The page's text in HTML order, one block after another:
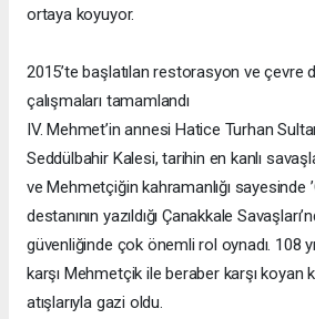
ortaya koyuyor.
2015’te başlatılan restorasyon ve çevre
çalışmaları tamamlandı
IV. Mehmet’in annesi Hatice Turhan
Seddülbahir Kalesi, tarihin en kanlı
ve Mehmetçiğin kahramanlığı sayesinde
destanının yazıldığı Çanakkale
güvenliğinde çok önemli rol oynadı. 108
karşı Mehmetçik ile beraber karşı koyan
atışlarıyla gazi oldu.